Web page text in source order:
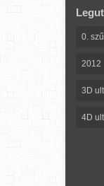
0.
2012
3D
4D